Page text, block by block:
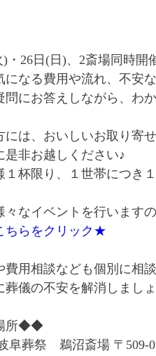
)・26日(日)、2斎場同時開
になる費用や流れ、不安
問にお答えしながら、わ
には、おいしいお取り寄
是非お越しください♪
杯限り、１世帯につき
々なイベントを行います
ちらをクリック★
費用相談なども個別に相談
葬儀の不安を解消しましょ
所◆◆
阜葬祭 鵜沼斎場 〒509-